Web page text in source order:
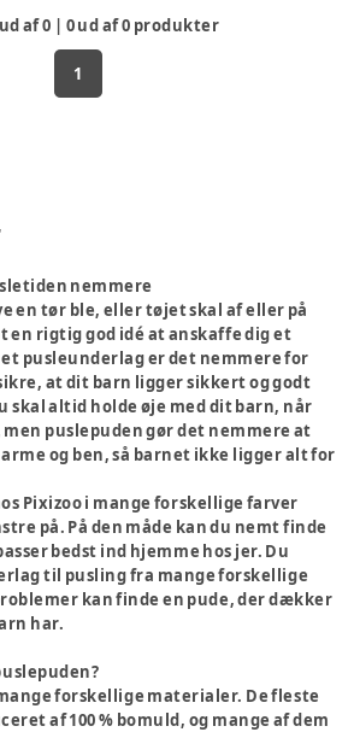
ud af0 | 0ud af0 produkter
1
nemmere
en tør ble, eller tøjet skal af eller på
en rigtig god idé at anskaffe dig et
pusleunderlag er det nemmere for
at dit barn ligger sikkert og godt
skal altid holde øje med dit barn, når
puslepuden gør det nemmere at
arme og ben, så barnet ikke ligger alt for
Pixizoo i mange forskellige farver
på. På den måde kan du nemt finde
bedst ind hjemme hos jer. Du
til pusling fra mange forskellige
kan finde en pude, der dækker
har.
forskellige materialer. De fleste
af 100 % bomuld, og mange af dem